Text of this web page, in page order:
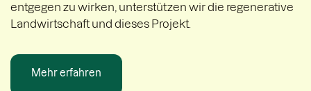
entgegen zu wirken, unterstützen wir die regenerative
Landwirtschaft und dieses Projekt.
Mehr erfahren